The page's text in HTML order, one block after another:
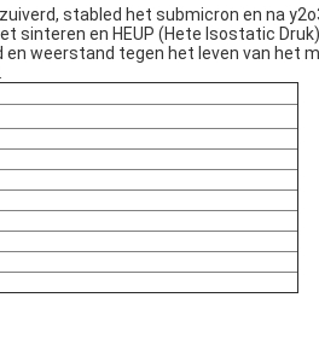
stabled het submicron en na
sinteren en HEUP (Hete Isostatic
weerstand tegen het leven van het